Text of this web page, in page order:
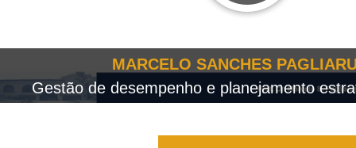
MARCELO SANCHES
Gestão de desempenho e planejamento